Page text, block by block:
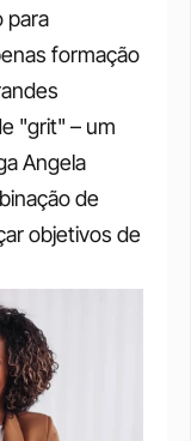
para
formação
"grit" – um
Angela
de
objetivos de